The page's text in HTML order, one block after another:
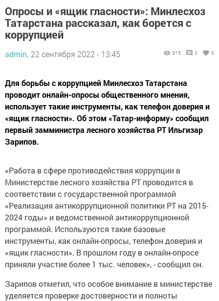
Опросы и «ящик гласности»: Минлесхоз
Татарстана рассказал, как борется с
коррупцией
admin, 22 сентября 2022 - 13:45 315 0 0
Для борьбы с коррупцией Минлесхоз Татарстана
проводит онлайн-опросы общественного мнения,
использует такие инструменты, как телефон доверия и
«ящик гласности». Об этом «Татар-информу» сообщил
первый замминистра лесного хозяйства РТ Ильгизар
Зарипов.
«Работа в сфере противодействия коррупции в
Министерстве лесного хозяйства РТ проводится в
соответствии с государственной программой
«Реализация антикоррупционной политики РТ на 2015-
2024 годы» и ведомственной антикоррупционной
программой. Используются такие базовые
инструменты, как онлайн-опросы, телефон доверия и
«ящик гласности». В прошлом году в онлайн-опросе
приняли участие более 1 тыс. человек», - сообщил он.
Зарипов отметил, что особое внимание в министерстве
уделяется проверке достоверности и полноты